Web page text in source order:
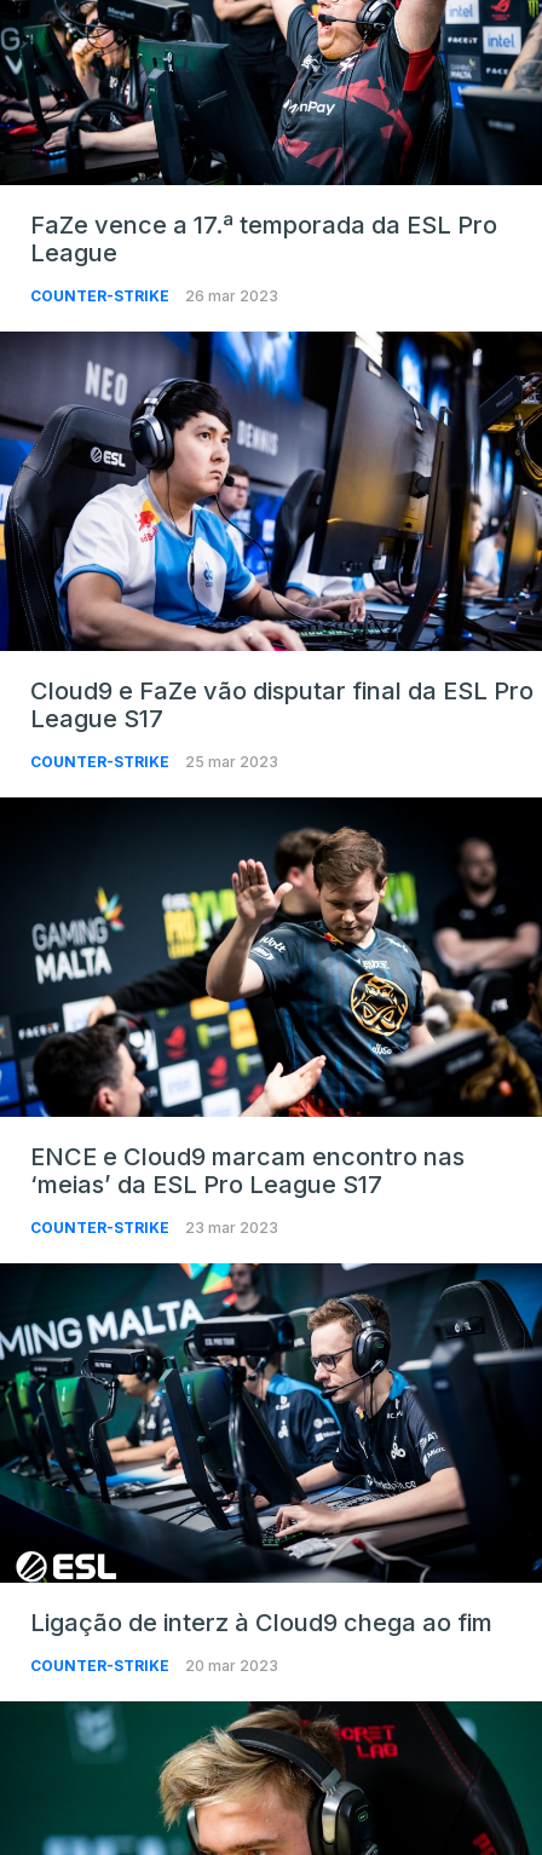
FaZe vence a 17.ª temporada da ESL Pro
League
COUNTER-STRIKE 26 mar 2023
Cloud9 e FaZe vão disputar final da ESL Pro
League S17
COUNTER-STRIKE 25 mar 2023
ENCE e Cloud9 marcam encontro nas
‘meias’ da ESL Pro League S17
COUNTER-STRIKE 23 mar 2023
Ligação de interz à Cloud9 chega ao fim
COUNTER-STRIKE 20 mar 2023